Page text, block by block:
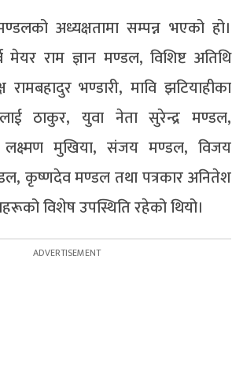
अध्यक्षतामा सम्पन्न भएको हो।
मेयर राम ज्ञान मण्डल, विशिष्ट अतिथि
रामबहादुर भण्डारी, मावि झटियाहीका
ठाकुर, युवा नेता सुरेन्द्र मण्डल,
मुखिया, संजय मण्डल, विजय
कृष्णदेव मण्डल तथा पत्रकार अनितेश
विशेष उपस्थिति रहेको थियो।